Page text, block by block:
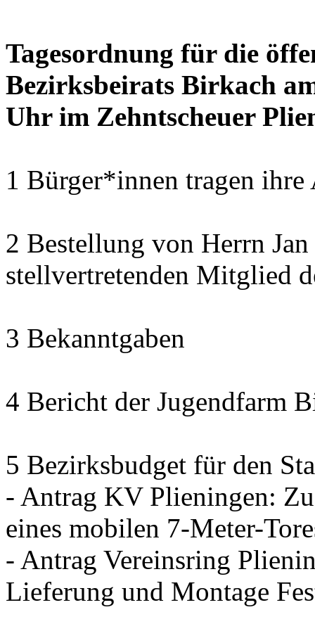
Tagesordnung für die
Bezirksbeirats Birkach
Uhr im Zehntscheuer
1 Bürger*innen tragen
2 Bestellung von Herrn
stellvertretenden Mitglied
3 Bekanntgaben
4 Bericht der Jugendfarm
5 Bezirksbudget für den
- Antrag KV Plieningen:
eines mobilen 7-Meter-
- Antrag Vereinsring
Lieferung und Montage